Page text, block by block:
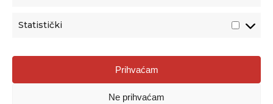
Statistički
Prihvaćam
Ne prihvaćam
Agencija za odgoj i obrazovanje
Donje Svetice 38, 10000 Zagreb
1778129